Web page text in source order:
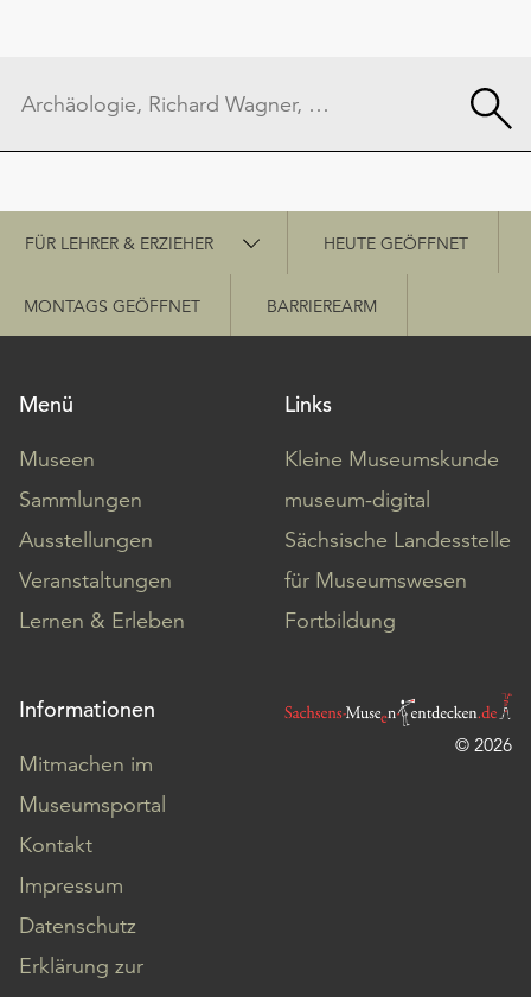
Schnellzugriff
FÜR LEHRER & ERZIEHER HEUTE GEÖFFNET
MONTAGS GEÖFFNET BARRIEREARM
Menü
Museen
Sammlungen
Ausstellungen
Veranstaltungen
Lernen & Erleben
Links
Kleine Museumskunde
museum-digital
Sächsische Landesstelle
für Museumswesen
Fortbildung
Informationen
Mitmachen im
Museumsportal
Kontakt
Impressum
Datenschutz
Erklärung zur
© 2026